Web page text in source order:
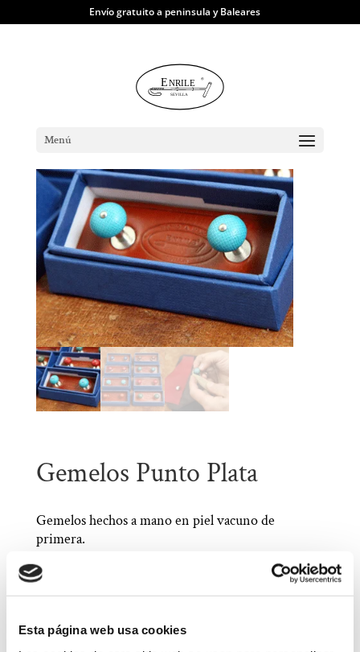
Esta página web usa cookies
Envío gratuito a peninsula y Baleares
Menú
Gemelos Punto Plata
Gemelos hechos a mano en piel vacuno de
primera.
Inspirados en los antiguos botones de los
con ceras naturales.